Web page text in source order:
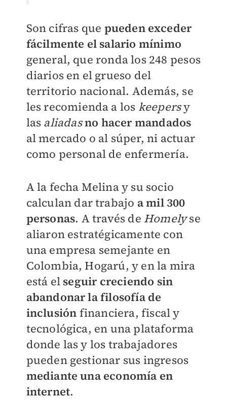
Son cifras que pueden exceder
fácilmente el salario mínimo
general, que ronda los 248 pesos
diarios en el grueso del
territorio nacional. Además, se
les recomienda a los keepersy
las aliadasno hacer mandados
al mercado o al súper, ni actuar
como personal de enfermería.
A la fecha Melina y su socio
calculan dar trabajo a mil 300
personas. A través de Homelyse
aliaron estratégicamente con
una empresa semejante en
Colombia, Hogarú, y en la mira
está el seguir creciendo sin
abandonar la filosofía de
inclusión financiera, fiscal y
tecnológica, en una plataforma
donde las y los trabajadores
pueden gestionar sus ingresos
mediante una economía en
internet.